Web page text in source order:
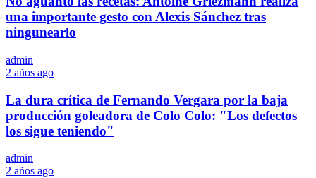
una importante gesto con Alexis Sánchez tras
ningunearlo
admin
2 años ago
La dura crítica de Fernando Vergara por la baja
producción goleadora de Colo Colo: "Los defectos
los sigue teniendo"
admin
2 años ago